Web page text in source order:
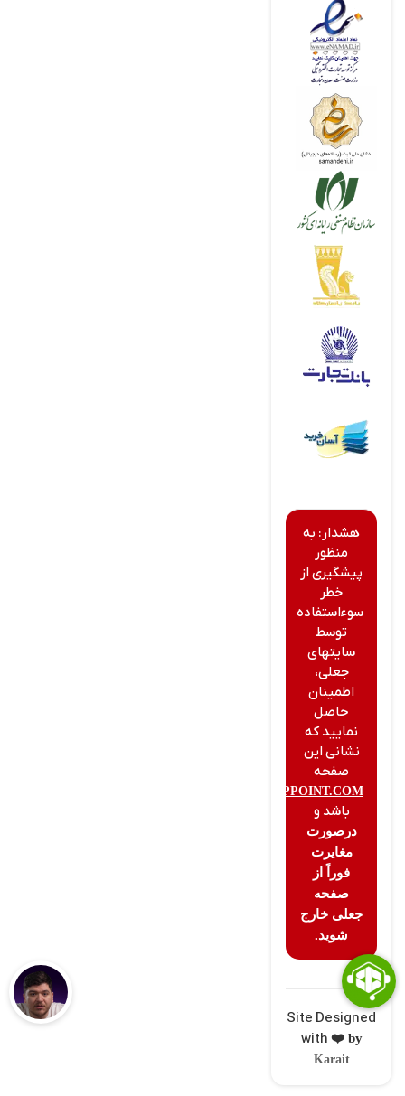
هشدار: به
منظور
پیشگیری از
خطر
سوءاستفاده
توسط
سایتهای
جعلی،
اطمینان
حاصل
نمایید که
نشانی این
صفحه
CIPPOINT.COM
باشد و
درصورت
مغایرت
فوراً از
صفحه
جعلی خارج
شوید.
Site Designed
with ❤️ by
Karait